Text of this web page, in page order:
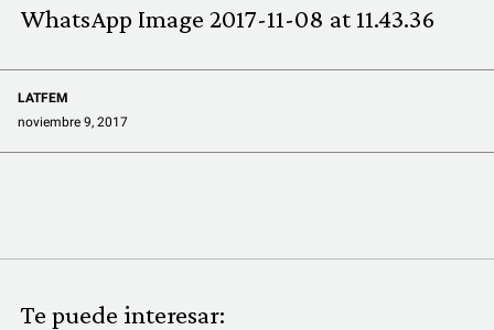
REDACCIÓN ABIERTA
WhatsApp Image 2017-11-08 at 11.43.36
LATFEM
noviembre 9, 2017
Te puede interesar: